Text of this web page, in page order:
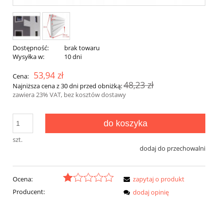
Dostępność:
brak towaru
Wysyłka w:
10 dni
Cena: 53,94 zł
Najniższa cena z 30 dni przed obniżką:48,23 zł
zawiera 23% VAT, bez kosztów dostawy
szt.
do koszyka
dodaj do przechowalni
Ocena:
Producent:
zapytaj o produkt
dodaj opinię